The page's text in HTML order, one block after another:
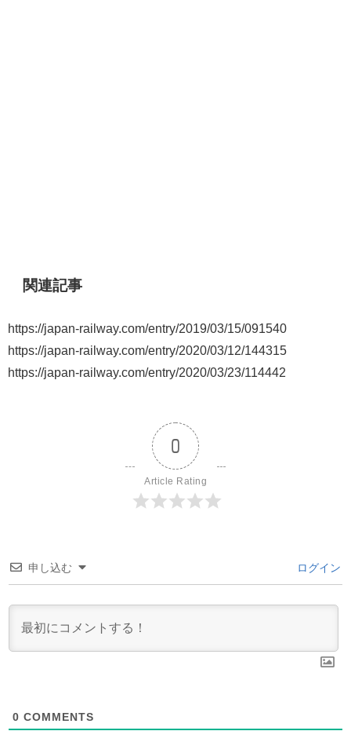
関連記事
https://japan-railway.com/entry/2019/03/15/091540
https://japan-railway.com/entry/2020/03/12/144315
https://japan-railway.com/entry/2020/03/23/114442
0
Article Rating
申し込む ログイン
0 COMMENTS